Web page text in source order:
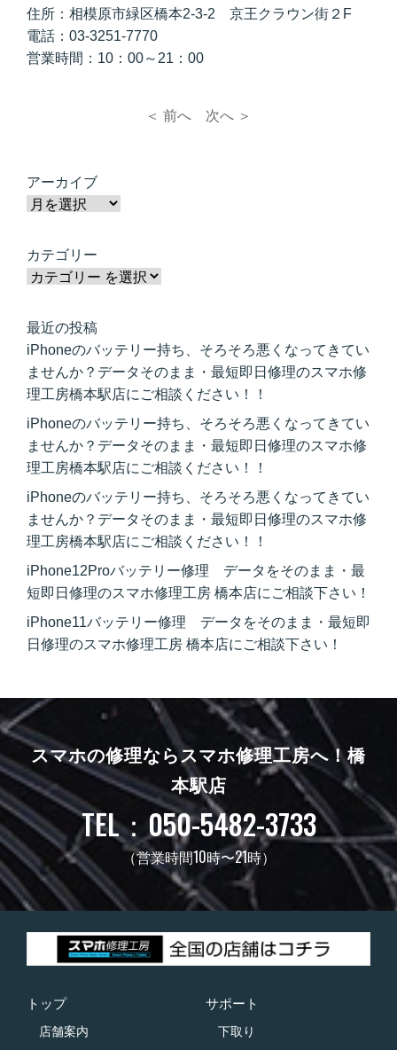
住所：相模原市緑区橋本2-3-2 京王クラウン街２F
電話：03-3251-7770
営業時間：10：00～21：00
＜ 前へ 次へ ＞
アーカイブ
カテゴリー
最近の投稿
iPhoneのバッテリー持ち、そろそろ悪くなってきてい
ませんか？データそのまま・最短即日修理のスマホ修
理工房橋本駅店にご相談ください！！
iPhoneのバッテリー持ち、そろそろ悪くなってきてい
ませんか？データそのまま・最短即日修理のスマホ修
理工房橋本駅店にご相談ください！！
iPhoneのバッテリー持ち、そろそろ悪くなってきてい
ませんか？データそのまま・最短即日修理のスマホ修
理工房橋本駅店にご相談ください！！
iPhone12Proバッテリー修理 データをそのまま・最
短即日修理のスマホ修理工房 橋本店にご相談下さい！
iPhone11バッテリー修理 データをそのまま・最短即
日修理のスマホ修理工房 橋本店にご相談下さい！
スマホの修理ならスマホ修理工房へ！橋
本駅店
TEL：050-5482-3733
（営業時間10時〜21時）
トップ
店舗案内
サポート
下取り